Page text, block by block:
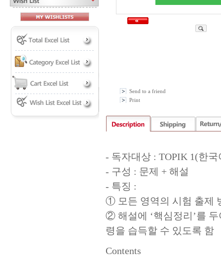
Send to a friend
Print
- 독자대상 : TOPIK 1(한
- 구성 : 문제 + 해설
- 특징 :
① 모든 영역의 시험 출제
② 해설에 ‘핵심정리’를
령을 습득할 수 있도록 함
Contents